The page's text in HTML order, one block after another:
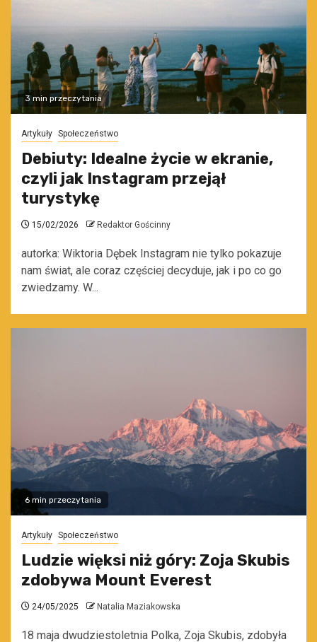
3 min przeczytania
Artykuły Społeczeństwo
Debiuty: Idealne życie w ekranie,
czyli jak Instagram przejął
turystykę
15/02/2026 Redaktor Gościnny
autorka: Wiktoria Dębek Instagram nie tylko pokazuje
nam świat, ale coraz częściej decyduje, jak i po co go
zwiedzamy. W...
6 min przeczytania
Artykuły Społeczeństwo
Ludzie więksi niż góry: Zoja Skubis
zdobywa Mount Everest
24/05/2025 Natalia Maziakowska
18 maja dwudziestoletnia Polka, Zoja Skubis, zdobyła